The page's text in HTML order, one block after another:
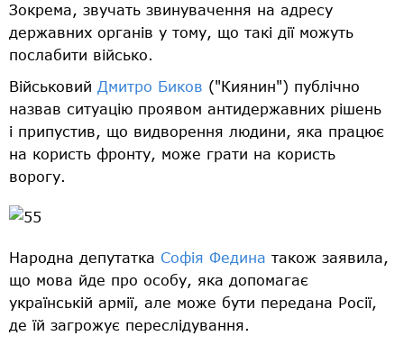
Зокрема, звучать звинувачення на адресу
державних органів у тому, що такі дії можуть
послабити військо.
Військовий Дмитро Биков ("Киянин") публічно
назвав ситуацію проявом антидержавних рішень
і припустив, що видворення людини, яка працює
на користь фронту, може грати на користь
ворогу.
Народна депутатка Софія Федина також заявила,
що мова йде про особу, яка допомагає
українській армії, але може бути передана Росії,
де їй загрожує переслідування.